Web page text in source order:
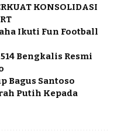
KONSOLIDASI
Ikuti Fun Football
Bengkalis Resmi
Bagus Santoso
Putih Kepada